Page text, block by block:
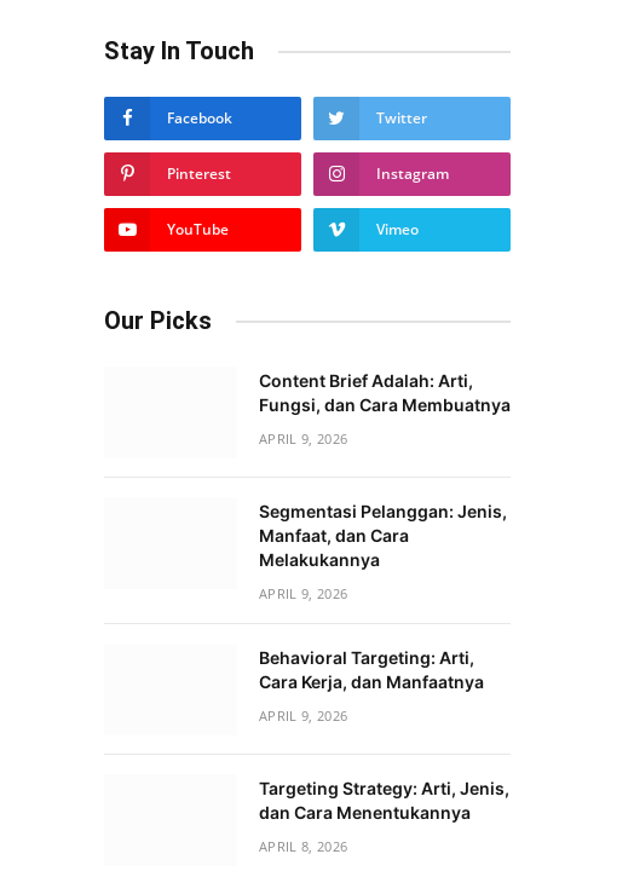
Stay In Touch
Facebook Twitter
Pinterest Instagram
YouTube Vimeo
Our Picks
Content Brief Adalah: Arti,
Fungsi, dan Cara Membuatnya
APRIL 9, 2026
Segmentasi Pelanggan: Jenis,
Manfaat, dan Cara
Melakukannya
APRIL 9, 2026
Behavioral Targeting: Arti,
Cara Kerja, dan Manfaatnya
APRIL 9, 2026
Targeting Strategy: Arti, Jenis,
dan Cara Menentukannya
APRIL 8, 2026